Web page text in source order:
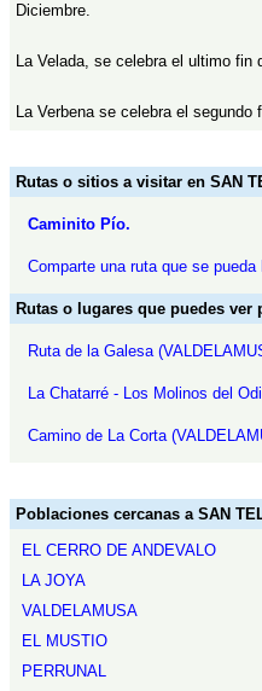
Diciembre.
La Velada, se celebra el ultimo fin
La Verbena se celebra el segundo
Rutas o sitios a visitar en SAN
Caminito Pío.
Comparte una ruta que se
Rutas o lugares que puedes ver
Ruta de la Galesa
La Chatarré - Los Molinos del
Camino de La Corta
Poblaciones cercanas a SAN
EL CERRO DE ANDEVALO
LA JOYA
VALDELAMUSA
EL MUSTIO
PERRUNAL